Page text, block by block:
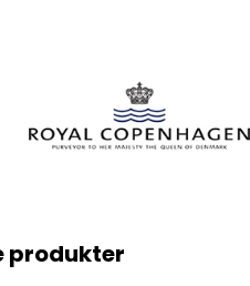
produkter